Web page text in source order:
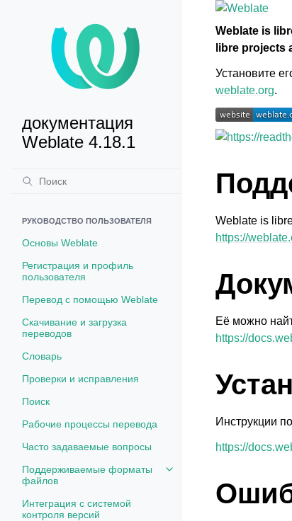
документация
Weblate 4.18.1
РУКОВОДСТВО ПОЛЬЗОВАТЕЛЯ
Основы Weblate
Регистрация и профиль
пользователя
Перевод с помощью Weblate
Скачивание и загрузка
переводов
Словарь
Проверки и исправления
Поиск
Рабочие процессы перевода
Часто задаваемые вопросы
Поддерживаемые форматы
файлов
Toggle navigation of
Интеграция с системой
контроля версий
Weblate is
libre projects
Установите
weblate.org.
Weblate is
https://
Её можно
https://
Инструкции
https://